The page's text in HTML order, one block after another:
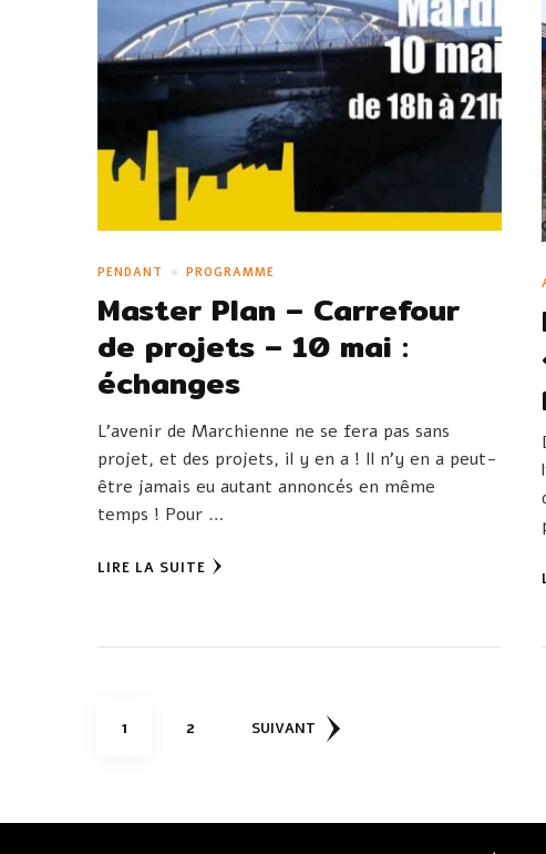
PENDANT PROGRAMME
Master Plan – Carrefour
de projets – 10 mai :
échanges
L’avenir de Marchienne ne se fera pas sans
projet, et des projets, il y en a ! Il n’y en a peut-
être jamais eu autant annoncés en même
temps ! Pour …
LIRE LA SUITE
Pagination
publications
PAGE
1 PAGE
2 SUIVANT